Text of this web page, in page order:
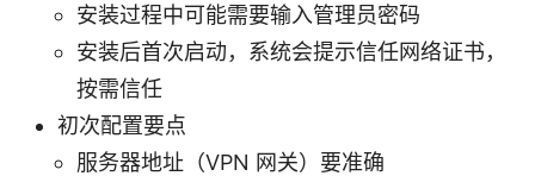
安装过程中可能需要输入管理员密码
安装后首次启动，系统会提示信任网络证书，
按需信任
初次配置要点
服务器地址（VPN 网关）要准确